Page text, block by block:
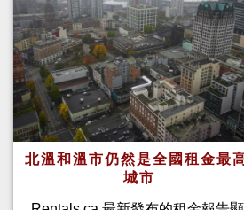
北溫和溫市仍然是全國租金最
城市